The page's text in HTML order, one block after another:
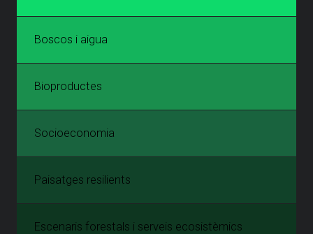
Boscos i aigua
Bioproductes
Socioeconomia
Paisatges resilients
Escenaris forestals i serveis ecosistèmics